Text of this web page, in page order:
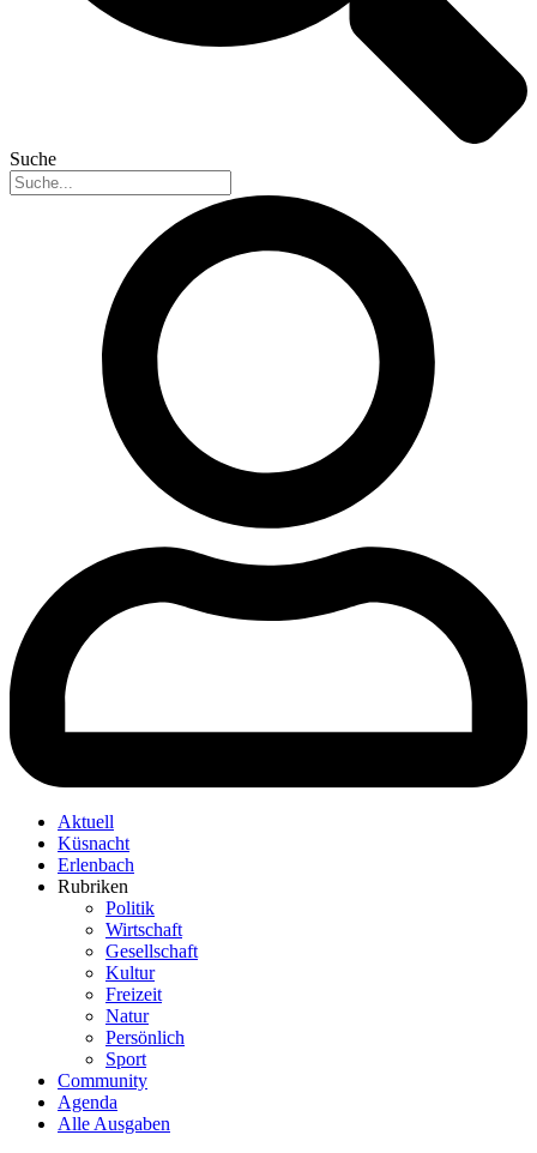
Suche
Aktuell
Küsnacht
Erlenbach
Rubriken
Politik
Wirtschaft
Gesellschaft
Kultur
Freizeit
Natur
Persönlich
Sport
Community
Agenda
Alle Ausgaben